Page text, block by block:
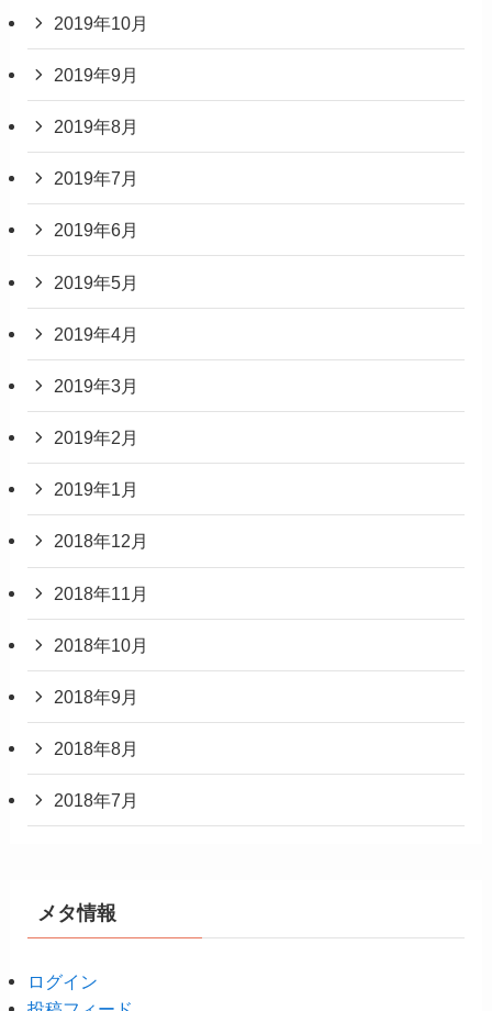
2019年10月
2019年9月
2019年8月
2019年7月
2019年6月
2019年5月
2019年4月
2019年3月
2019年2月
2019年1月
2018年12月
2018年11月
2018年10月
2018年9月
2018年8月
2018年7月
メタ情報
ログイン